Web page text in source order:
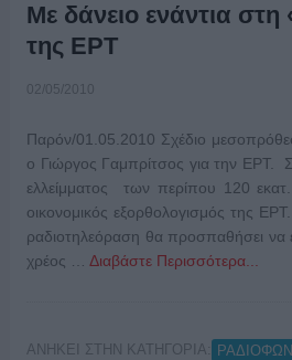
Με δάνειο ενάντια
της ΕΡΤ
02/05/2010
Παρόν/01.05.2010 Σχέδιο
ο Γιώργος Γαμπρίτσος για την ΕΡΤ.
ελλείμματος των περίπου 120
οικονομικός εξορθολογισμός της
ραδιοτηλεόραση θα προσπαθήσει να
χρέος … Διαβάστε Περισσότερα...
ΑΝΗΚΕΙ ΣΤΗΝ ΚΑΤΗΓΟΡΙΑ: